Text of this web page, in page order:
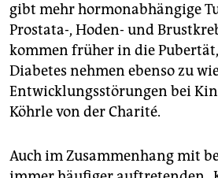
gibt mehr hormonabhängige
Prostata-, Hoden- und
kommen früher in die
Diabetes nehmen ebenso zu
Entwicklungsstörungen bei
Köhrle von der Charité.
Auch im Zusammenhang mit